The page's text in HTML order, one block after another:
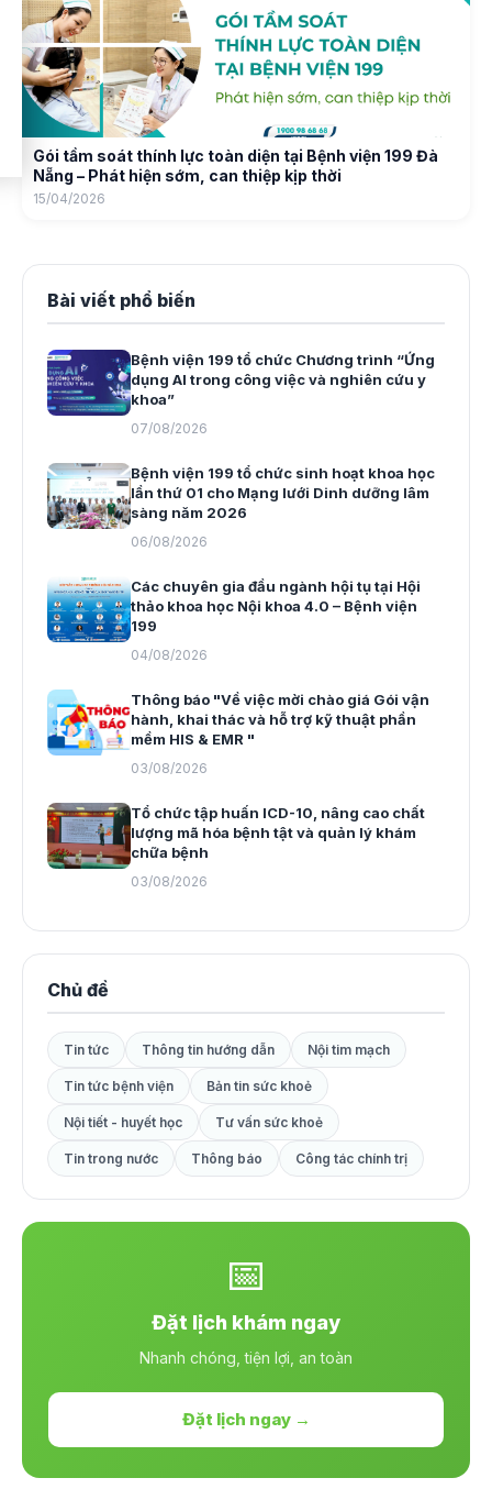
Gói tầm soát thính lực toàn diện tại Bệnh viện 199 Đà
Nẵng – Phát hiện sớm, can thiệp kịp thời
15/04/2026
Bài viết phổ biến
Bệnh viện 199 tổ chức Chương trình “Ứng
dụng AI trong công việc và nghiên cứu y
khoa”
07/08/2026
Bệnh viện 199 tổ chức sinh hoạt khoa học
lần thứ 01 cho Mạng lưới Dinh dưỡng lâm
sàng năm 2026
06/08/2026
Các chuyên gia đầu ngành hội tụ tại Hội
thảo khoa học Nội khoa 4.0 – Bệnh viện
199
04/08/2026
Thông báo "Về việc mời chào giá Gói vận
hành, khai thác và hỗ trợ kỹ thuật phần
mềm HIS & EMR "
03/08/2026
Tổ chức tập huấn ICD-10, nâng cao chất
lượng mã hóa bệnh tật và quản lý khám
chữa bệnh
03/08/2026
Chủ đề
Tin tức Thông tin hướng dẫn Nội tim mạch
Tin tức bệnh viện Bản tin sức khoẻ
Nội tiết - huyết học Tư vấn sức khoẻ
Tin trong nước Thông báo Công tác chính trị
📅
Đặt lịch khám ngay
Nhanh chóng, tiện lợi, an toàn
Đặt lịch ngay →